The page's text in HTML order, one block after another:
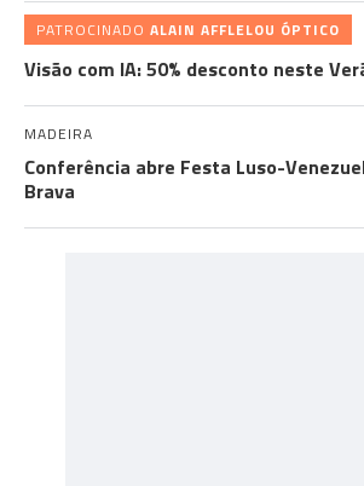
PATROCINADO ALAIN AFFLELOU ÓPTICO
Visão com IA: 50% desconto neste
MADEIRA
Conferência abre Festa Luso-
Brava